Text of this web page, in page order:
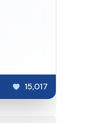
15,017